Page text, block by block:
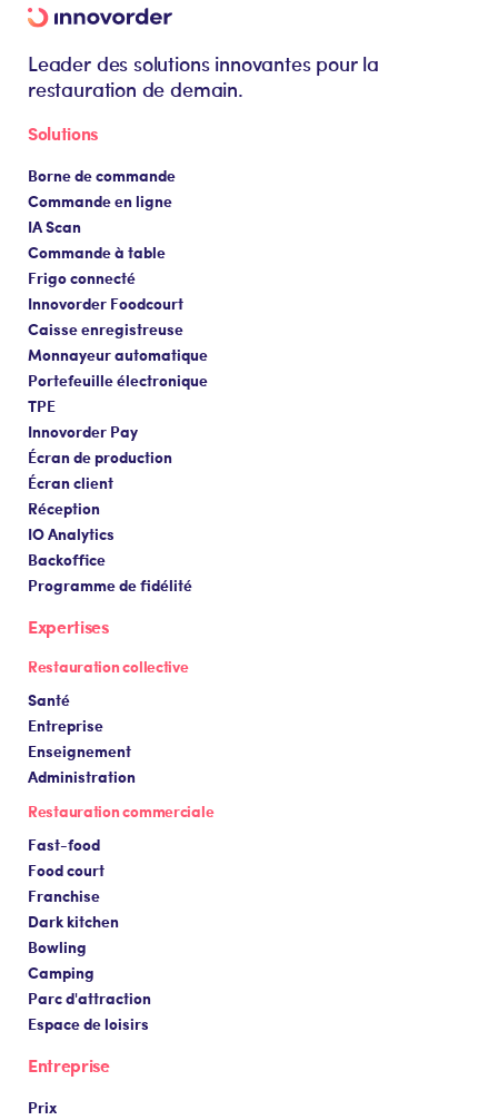
Leader des solutions innovantes pour la
restauration de demain.
Solutions
Borne de commande
Commande en ligne
IA Scan
Commande à table
Frigo connecté
Innovorder Foodcourt
Caisse enregistreuse
Monnayeur automatique
Portefeuille électronique
TPE
Innovorder Pay
Écran de production
Écran client
Réception
IO Analytics
Backoffice
Programme de fidélité
Expertises
Restauration collective
Santé
Entreprise
Enseignement
Administration
Restauration commerciale
Fast-food
Food court
Franchise
Dark kitchen
Bowling
Camping
Parc d'attraction
Espace de loisirs
Entreprise
Prix